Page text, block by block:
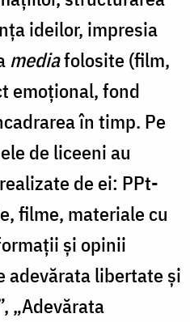
ideilor, impresia
mediafolosite (film,
emoțional, fond
în timp. Pe
de liceeni au
de ei: PPt-
filme, materiale cu
și opinii
adevărata libertate și
„Adevărata